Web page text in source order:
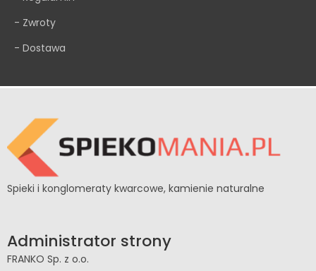
- Zwroty
- Dostawa
Spieki i konglomeraty kwarcowe, kamienie naturalne
Administrator strony
FRANKO Sp. z o.o.